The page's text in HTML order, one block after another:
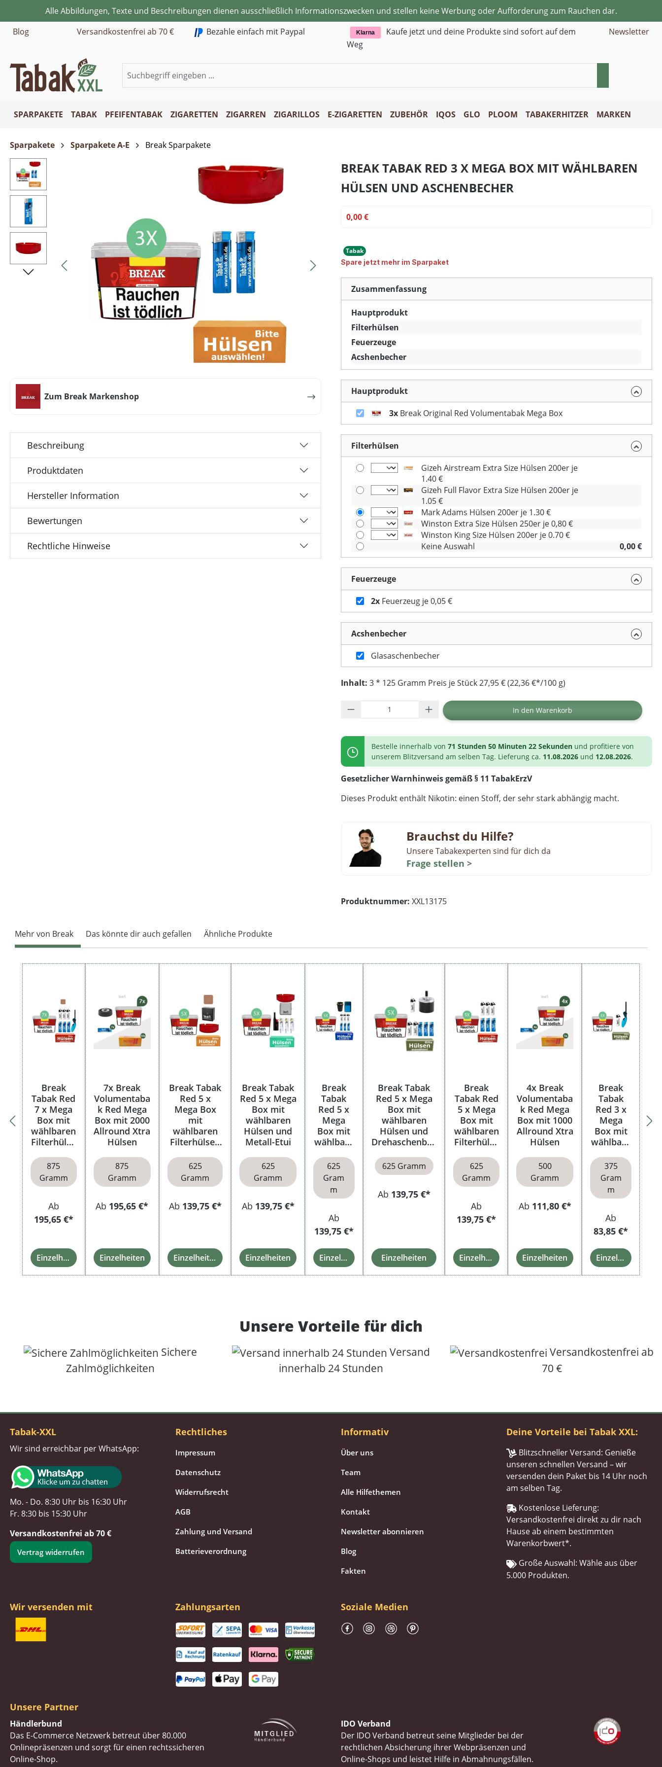
Hauptinhalt springen
Zur Suche springen
Zur Hauptnavigation springen
Alle Abbildungen, Texte und Beschreibungen dienen ausschließlich Informationszwecken und stellen keine Werbung oder Aufforderung zum Rauchen dar.
Blog
Versandkostenfrei ab 70 € Bezahle einfach mit Paypal Klarna
Kaufe jetzt und deine Produkte sind sofort auf dem
Weg
Newsletter
SPARPAKETE TABAK PFEIFENTABAK ZIGARETTEN ZIGARREN ZIGARILLOS E-ZIGARETTEN ZUBEHÖR IQOS GLO PLOOM TABAKERHITZER MARKEN
Sparpakete Sparpakete A-E Break Sparpakete
Zum Break Markenshop
Beschreibung
Produktdaten
Hersteller Information
Bewertungen
Rechtliche Hinweise
BREAK TABAK RED 3 X MEGA BOX MIT WÄHLBAREN
HÜLSEN UND ASCHENBECHER
0,00 €
Tabak
Spare jetzt mehr im Sparpaket
Zusammenfassung
Hauptprodukt
Filterhülsen
Feuerzeuge
Acshenbecher
Hauptprodukt
3x Break Original Red Volumentabak Mega Box
Filterhülsen
Gizeh Airstream Extra Size Hülsen 200er je
1.40 €
Gizeh Full Flavor Extra Size Hülsen 200er je
1.05 €
Mark Adams Hülsen 200er je 1.30 €
Winston Extra Size Hülsen 250er je 0,80 €
Winston King Size Hülsen 200er je 0.70 €
Keine Auswahl
0,00 €
Feuerzeuge
2x Feuerzeug je 0,05 €
Acshenbecher
Glasaschenbecher
Inhalt: 3 * 125 Gramm Preis je Stück 27,95 € (22,36 €*/100 g)
Produkt Anzahl: Gib den gewünschten Wert ein oder
In den Warenkorb
Bestelle innerhalb von 71 Stunden 50 Minuten 22 Sekunden und profitiere von
unserem Blitzversand am selben Tag. Lieferung ca. 11.08.2026 und 12.08.2026.
Gesetzlicher Warnhinweis gemäß § 11 TabakErzV
Dieses Produkt enthält Nikotin: einen Stoff, der sehr stark abhängig macht.
Brauchst du Hilfe?
Unsere Tabakexperten sind für dich da
Frage stellen >
Produktnummer: XXL13175
Mehr von Break Das könnte dir auch gefallen Ähnliche Produkte
Produktgalerie überspringen
Break
Tabak Red
7 x Mega
Box mit
wählbaren
Filterhülse
875
Gramm
Ab
195,65 €*
Einzelheiten
7x Break
Volumentaba
k Red Mega
Box mit 2000
Allround Xtra
Hülsen
875
Gramm
Ab 195,65 €*
Einzelheiten
Break Tabak
Red 5 x
Mega Box
mit
wählbaren
Filterhülsen
625
Gramm
Ab 139,75 €*
Einzelheiten
Break Tabak
Red 5 x Mega
Box mit
wählbaren
Hülsen und
Metall-Etui
625
Gramm
Ab 139,75 €*
Einzelheiten
Break
Tabak
Red 5 x
Mega
Box mit
wählbare
625
Gram
m
Ab
139,75 €*
Einzelheiten
Break Tabak
Red 5 x Mega
Box mit
wählbaren
Hülsen und
Drehaschenbec
625 Gramm
Ab 139,75 €*
Einzelheiten
Break
Tabak Red
5 x Mega
Box mit
wählbaren
Filterhülse
625
Gramm
Ab
139,75 €*
Einzelheiten
4x Break
Volumentaba
k Red Mega
Box mit 1000
Allround Xtra
Hülsen
500
Gramm
Ab 111,80 €*
Einzelheiten
Break
Tabak
Red 3 x
Mega
Box mit
wählbare
375
Gram
m
Ab
83,85 €*
Einzelheiten
Unsere Vorteile für dich
Sichere
Zahlmöglichkeiten
Versand
innerhalb 24 Stunden
Versandkostenfrei ab
70 €
Tabak-XXL
Wir sind erreichbar per WhatsApp:
Mo. - Do. 8:30 Uhr bis 16:30 Uhr
Fr. 8:30 bis 15:30 Uhr
Versandkostenfrei ab 70 €
Vertrag widerrufen
Rechtliches
Impressum
Datenschutz
Widerrufsrecht
AGB
Zahlung und Versand
Batterieverordnung
Informativ
Über uns
Team
Alle Hilfethemen
Kontakt
Newsletter abonnieren
Blog
Fakten
Deine Vorteile bei Tabak XXL:
Blitzschneller Versand: Genieße
unseren schnellen Versand – wir
versenden dein Paket bis 14 Uhr noch
am selben Tag.
Kostenlose Lieferung:
Versandkostenfrei direkt zu dir nach
Hause ab einem bestimmten
Warenkorbwert*.
Große Auswahl: Wähle aus über
5.000 Produkten.
Wir versenden mit Zahlungsarten Soziale Medien
Unsere Partner
Händlerbund
Das E-Commerce Netzwerk betreut über 80.000
Onlinepräsenzen und sorgt für einen rechtssicheren
Online-Shop.
IDO Verband
Der IDO Verband betreut seine Mitglieder bei der
rechtlichen Absicherung ihrer Webpräsenzen und
Online-Shops und leistet Hilfe in Abmahnungsfällen.